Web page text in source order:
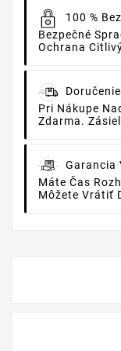
100 %
Bezpečné
Ochrana
Pri Nákupe
Zdarma.
Garancia
Máte Čas
Môžete Vrátiť